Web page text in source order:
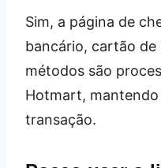
Sim, a página de
bancário, cartão de
métodos são
Hotmart,
transação.